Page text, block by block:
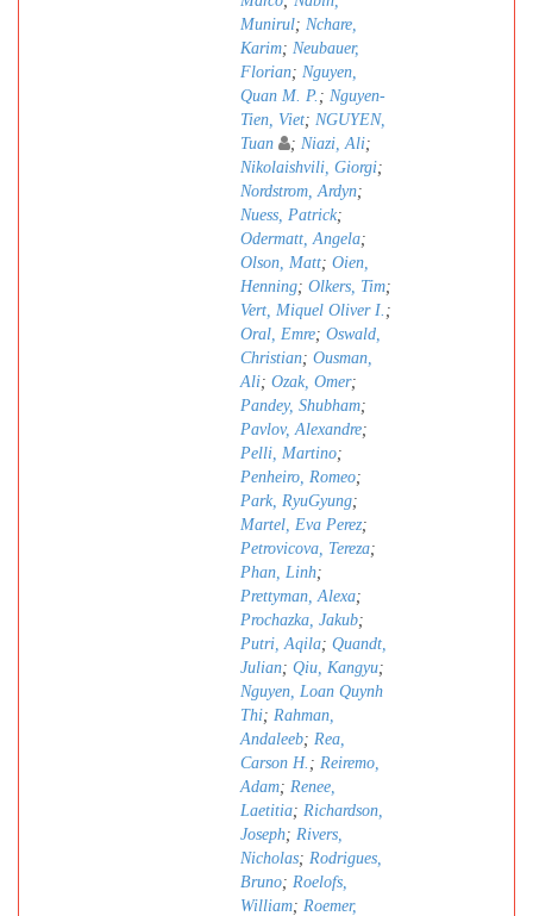
Munirul; Nchare,
Karim; Neubauer,
Florian; Nguyen,
Quan M. P. ; Nguyen-
Tien, Viet; NGUYEN,
Tuan
; Niazi, Ali;
Nikolaishvili, Giorgi;
Nordstrom, Ardyn;
Nuess, Patrick;
Odermatt, Angela;
Olson, Matt; Oien,
Henning; Olkers, Tim;
Vert, Miquel Oliver I. ;
Oral, Emre; Oswald,
Christian; Ousman,
Ali; Ozak, Omer;
Pandey, Shubham;
Pavlov, Alexandre;
Pelli, Martino;
Penheiro, Romeo;
Park, RyuGyung;
Martel, Eva Perez;
Petrovicova, Tereza;
Phan, Linh;
Prettyman, Alexa;
Prochazka, Jakub;
Putri, Aqila; Quandt,
Julian; Qiu, Kangyu;
Nguyen, Loan Quynh
Thi; Rahman,
Andaleeb; Rea,
Carson H. ; Reiremo,
Adam; Renee,
Laetitia; Richardson,
Joseph; Rivers,
Nicholas; Rodrigues,
Bruno; Roelofs,
William; Roemer,